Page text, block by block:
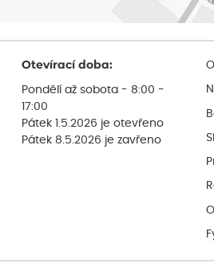
Otevírací doba:
Pondělí až sobota - 8:00 -
17:00
Pátek 1.5.2026 je otevřeno
Pátek 8.5.2026 je zavřeno